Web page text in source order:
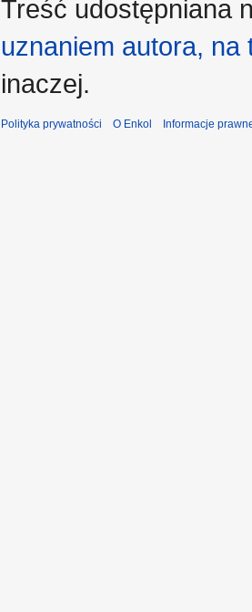
Treść udostępniana
uznaniem autora,
inaczej.
Polityka prywatności O Enkol Informacje